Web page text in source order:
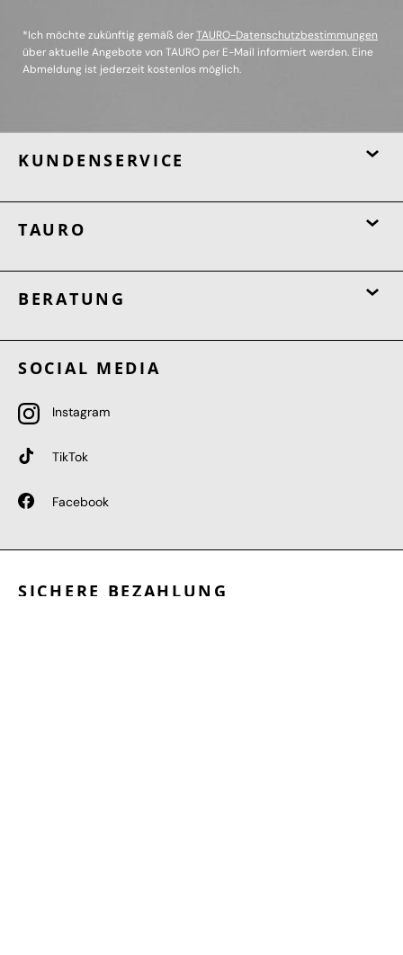
*Ich möchte zukünftig gemäß derTAURO-Datenschutzbestimmungen
über aktuelle Angebote von TAURO per E-Mail informiert werden. Eine
Abmeldung ist jederzeit kostenlos möglich.
KUNDENSERVICE
TAURO
BERATUNG
SOCIAL MEDIA
Instagram
TikTok
Facebook
SICHERE BEZAHLUNG